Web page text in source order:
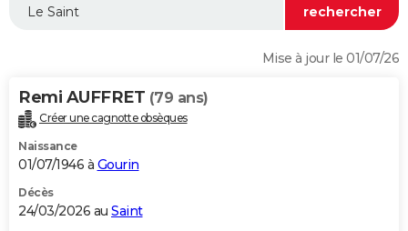
WEEK-END
Alimentation
Guide de la santé
Maladies
Médicaments
Sommeil
VOYAGE
Destinations
City break
Voyage nature
Voyage de noces
Forum
Climat
+PHOTO
GUIDES D'ACHAT
Mise à jour le 01/07/26
Remi AUFFRET (79 ans)
Créer une cagnotte obsèques
Naissance
01/07/1946 à Gourin
Décès
24/03/2026 au Saint